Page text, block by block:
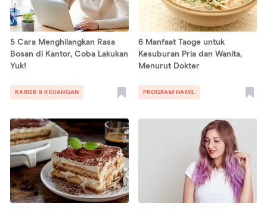
5 Cara Menghilangkan Rasa
Bosan di Kantor, Coba Lakukan
Yuk!
KARIER & KEUANGAN
6 Manfaat Taoge untuk
Kesuburan Pria dan Wanita,
Menurut Dokter
PROGRAM HAMIL